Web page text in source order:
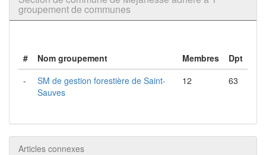
groupement de communes
# Nom groupement Membres
Dpt
-
SM de gestion forestière de Saint-
Sauves
12 63
Articles connexes